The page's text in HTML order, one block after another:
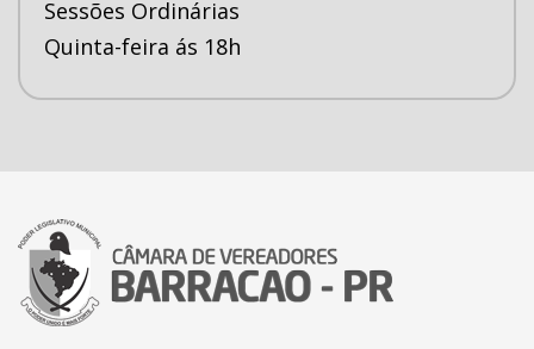
Sessões Ordinárias
Quinta-feira ás 18h